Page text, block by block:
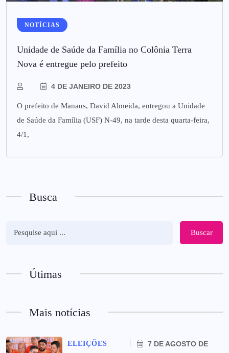
NOTÍCIAS
Unidade de Saúde da Família no Colônia Terra
Nova é entregue pelo prefeito
4 DE JANEIRO DE 2023
O prefeito de Manaus, David Almeida, entregou a Unidade
de Saúde da Família (USF) N-49, na tarde desta quarta-feira,
4/1,
Busca
Buscar
Útimas
Mais notícias
ELEIÇÕES
7 DE AGOSTO DE